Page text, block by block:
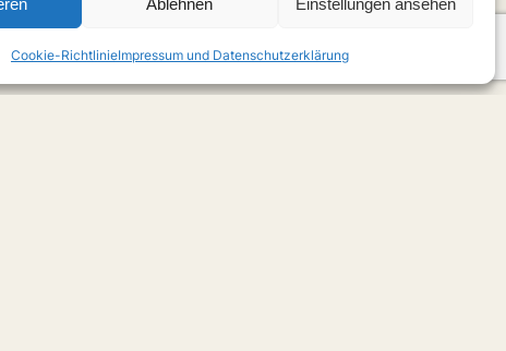
Cookie-RichtlinieImpressum und Datenschutzerklärung